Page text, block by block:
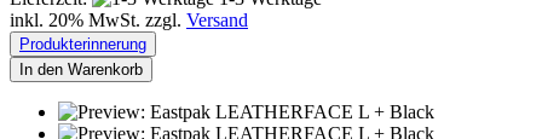
inkl. 20% MwSt. zzgl. Versand
Produkterinnerung
In den Warenkorb